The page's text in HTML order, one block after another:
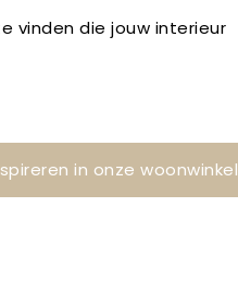
vinden die jouw interieur
in onze woonwinkel